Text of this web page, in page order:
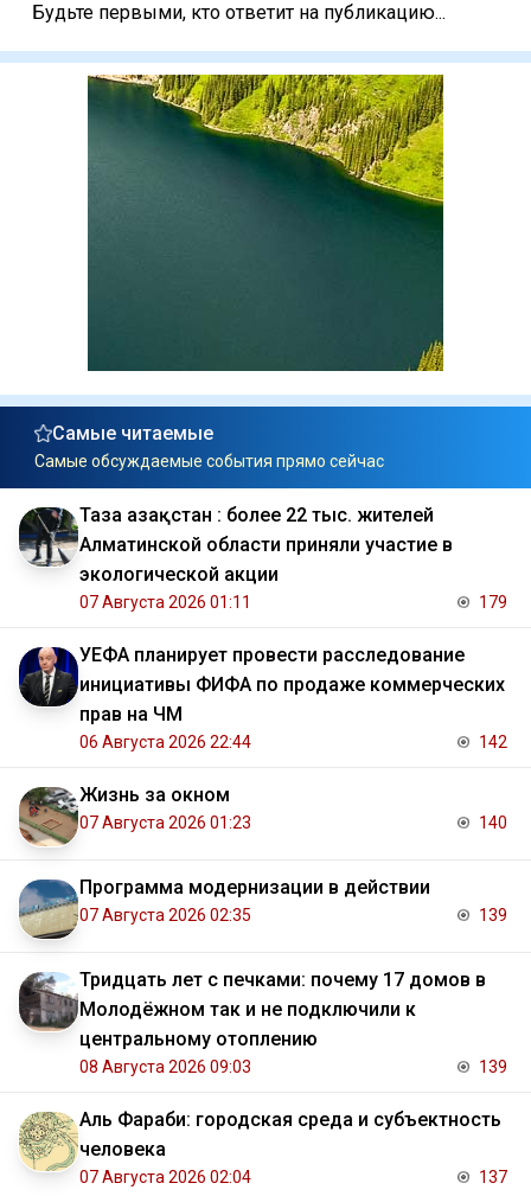
Будьте первыми, кто ответит на публикацию...
Самые читаемые
Самые обсуждаемые события прямо сейчас
Таза Қазақстан : более 22 тыс. жителей
Алматинской области приняли участие в
экологической акции
07 Августа 2026 01:11 179
УЕФА планирует провести расследование
инициативы ФИФА по продаже коммерческих
прав на ЧМ
06 Августа 2026 22:44 142
Жизнь за окном
07 Августа 2026 01:23 140
Программа модернизации в действии
07 Августа 2026 02:35 139
Тридцать лет с печками: почему 17 домов в
Молодёжном так и не подключили к
центральному отоплению
08 Августа 2026 09:03 139
Аль Фараби: городская среда и субъектность
человека
07 Августа 2026 02:04 137